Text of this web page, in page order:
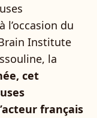
l’occasion du
Institute
la
cet
français